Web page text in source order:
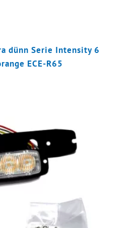
dünn Serie Intensity 6
ECE-R65